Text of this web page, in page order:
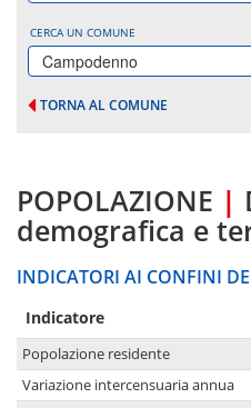
CERCA UN COMUNE
Campodenno
TORNA AL COMUNE
POPOLAZIONE |
demografica e
INDICATORI AI CONFINI
Indicatore
Popolazione residente
Variazione intercensuaria annua